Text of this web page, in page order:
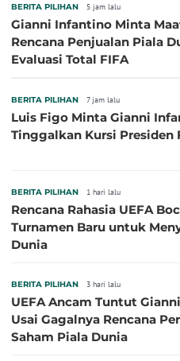
BERITA PILIHAN 5 jam lalu
Gianni Infantino Minta
Rencana Penjualan Piala
Evaluasi Total FIFA
BERITA PILIHAN 7 jam lalu
Luis Figo Minta Gianni
Tinggalkan Kursi Presiden
BERITA PILIHAN 1 hari lalu
Rencana Rahasia UEFA
Turnamen Baru untuk
Dunia
BERITA PILIHAN 3 hari lalu
UEFA Ancam Tuntut
Usai Gagalnya Rencana
Saham Piala Dunia